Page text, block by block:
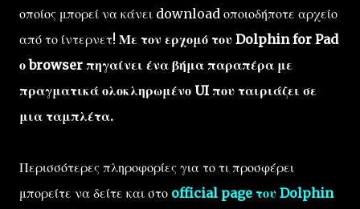
οποίος μπορεί να κάνει download οποιοδήποτε αρχείο
από το ίντερνετ! Με τον ερχομό του Dolphin for Pad
ο browser πηγαίνει ένα βήμα παραπέρα με
πραγματικά ολοκληρωμένο UI που ταιριάζει σε
μια ταμπλέτα.
Περισσότερες πληροφορίες για το τι προσφέρει
μπορείτε να δείτε και στο official page του Dolphin